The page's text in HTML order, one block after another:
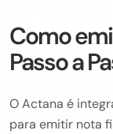
Como
Passo a
O Actana é
para emitir nota